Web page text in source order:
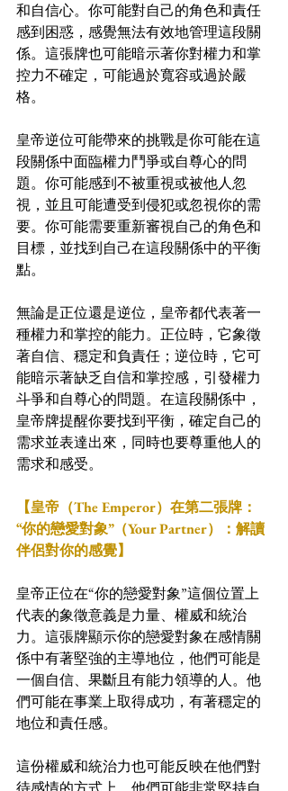
和自信心。你可能對自己的角色和責任
感到困惑，感覺無法有效地管理這段關
係。這張牌也可能暗示著你對權力和掌
控力不確定，可能過於寬容或過於嚴
格。
皇帝逆位可能帶來的挑戰是你可能在這
段關係中面臨權力鬥爭或自尊心的問
題。你可能感到不被重視或被他人忽
視，並且可能遭受到侵犯或忽視你的需
要。你可能需要重新審視自己的角色和
目標，並找到自己在這段關係中的平衡
點。
無論是正位還是逆位，皇帝都代表著一
種權力和掌控的能力。正位時，它象徵
著自信、穩定和負責任；逆位時，它可
能暗示著缺乏自信和掌控感，引發權力
斗爭和自尊心的問題。在這段關係中，
皇帝牌提醒你要找到平衡，確定自己的
需求並表達出來，同時也要尊重他人的
需求和感受。
【皇帝（The Emperor）在第二張牌：
“你的戀愛對象”（Your Partner）：解讀
伴侶對你的感覺】
皇帝正位在“你的戀愛對象”這個位置上
代表的象徵意義是力量、權威和統治
力。這張牌顯示你的戀愛對象在感情關
係中有著堅強的主導地位，他們可能是
一個自信、果斷且有能力領導的人。他
們可能在事業上取得成功，有著穩定的
地位和責任感。
這份權威和統治力也可能反映在他們對